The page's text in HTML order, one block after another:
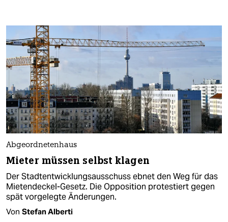
Abgeordnetenhaus
Mieter müssen selbst klagen
Der Stadtentwicklungsausschuss ebnet den Weg für das
Mietendeckel-Gesetz. Die Opposition protestiert gegen
spät vorgelegte Änderungen.
Von Stefan Alberti